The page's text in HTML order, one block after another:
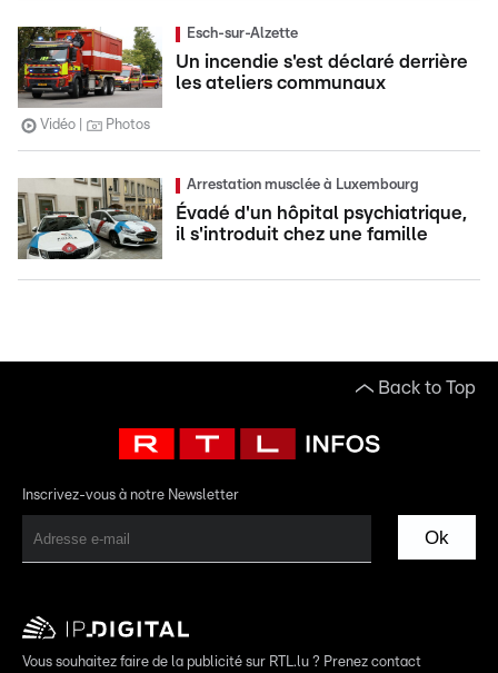
Esch-sur-Alzette
Un incendie s'est déclaré derrière
les ateliers communaux
Vidéo Photos
Arrestation musclée à Luxembourg
Évadé d'un hôpital psychiatrique,
il s'introduit chez une famille
Back to Top
Inscrivez-vous à notre Newsletter
Ok
Vous souhaitez faire de la publicité sur RTL.lu ? Prenez contact